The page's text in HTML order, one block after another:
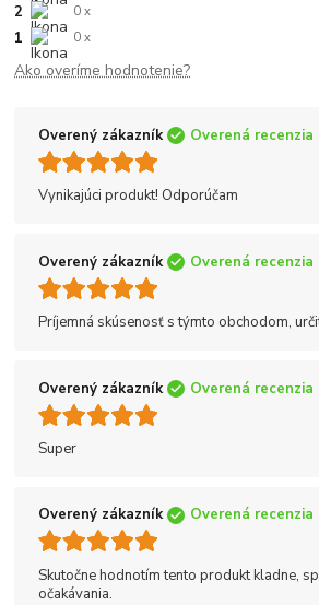
2 0 x
1 0 x
Ako overíme hodnotenie?
Overený zákazník Overená recenzia
Vynikajúci produkt! Odporúčam
Overený zákazník Overená recenzia
Príjemná skúsenosť s týmto obchodom,
Overený zákazník Overená recenzia
Super
Overený zákazník Overená recenzia
Skutočne hodnotím tento produkt kladne,
očakávania.